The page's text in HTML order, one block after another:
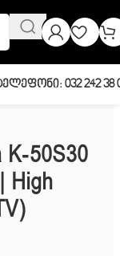
032 242 38
K-50S30
High